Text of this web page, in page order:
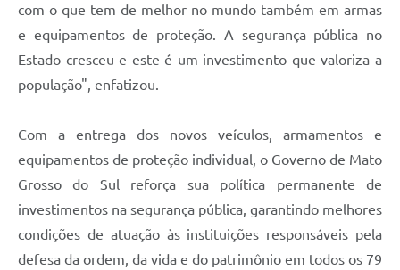
com o que tem de melhor no mundo também em armas
e equipamentos de proteção. A segurança pública no
Estado cresceu e este é um investimento que valoriza a
população", enfatizou.
Com a entrega dos novos veículos, armamentos e
equipamentos de proteção individual, o Governo de Mato
Grosso do Sul reforça sua política permanente de
investimentos na segurança pública, garantindo melhores
condições de atuação às instituições responsáveis pela
defesa da ordem, da vida e do patrimônio em todos os 79